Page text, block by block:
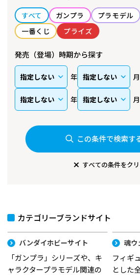
すべて ガンプラ プラモデル
一番くじ
プライズ
発売（登場）時期から探す
年 月
年 月
この条件で検索す
すべての条件をク
カテゴリーブランドサイト
バンダイホビーサイト
「ガンプラ」シリーズや、キ
ャラクタープラモデル関連の
魂ウ
フィギ
とした